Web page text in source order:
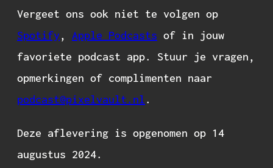
Vergeet ons ook niet te volgen op
Spotify, Apple Podcasts of in jouw
favoriete podcast app. Stuur je vragen,
opmerkingen of complimenten naar
podcast@pixelvault.nl.
Deze aflevering is opgenomen op 14
augustus 2024.